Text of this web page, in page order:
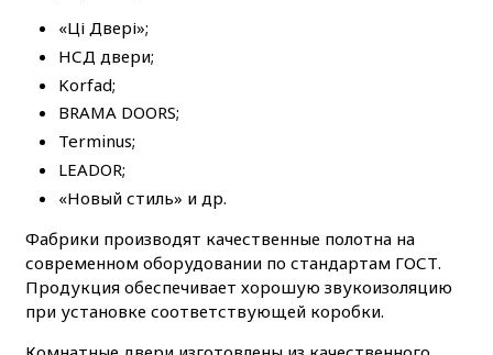
«Ці Двері»;
НСД двери;
Korfad;
BRAMA DOORS;
Terminus;
LEADOR;
«Новый стиль» и др.
Фабрики производят качественные полотна на
современном оборудовании по стандартам ГОСТ.
Продукция обеспечивает хорошую звукоизоляцию
при установке соответствующей коробки.